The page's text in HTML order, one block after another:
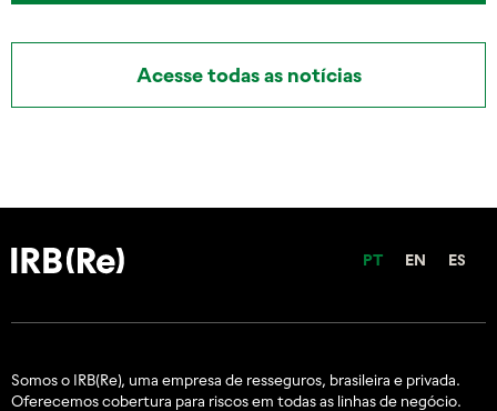
Acesse todas as notícias
PT EN ES
Somos o IRB(Re), uma empresa de resseguros, brasileira e privada.
Oferecemos cobertura para riscos em todas as linhas de negócio.